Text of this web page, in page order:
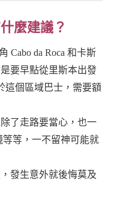
麼建議？
Cabo da Roca 和卡斯
要早點從里斯本出發
這個區域巴士，需要額
了走路要當心，也一
等，一不留神可能就
發生意外就後悔莫及